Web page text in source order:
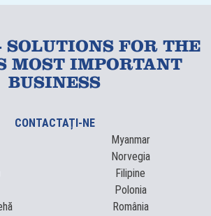
SOLUTIONS FOR THE
MOST IMPORTANT
BUSINESS
CONTACTAȚI-NE
Myanmar
Norvegia
Filipine
Polonia
România